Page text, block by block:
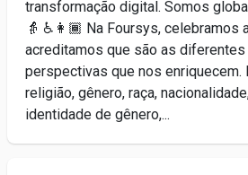
transformação digital. Somos
👵 ♿️👩🏾 Na Foursys, celebramos
acreditamos que são as
perspectivas que nos enriquecem.
religião, gênero, raça,
identidade de gênero,...